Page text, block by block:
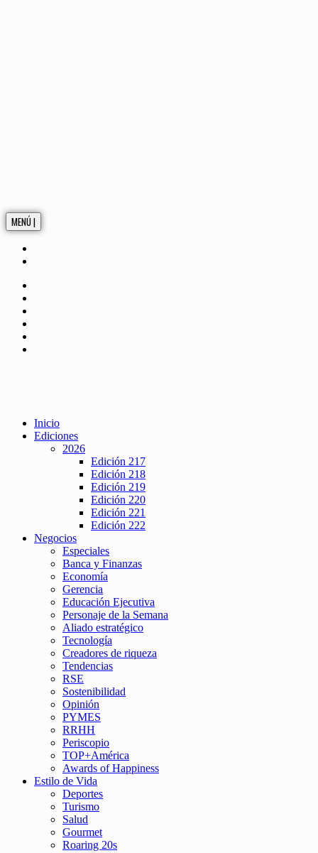
MENÚ |
Inicio
Ediciones
2026
Edición 217
Edición 218
Edición 219
Edición 220
Edición 221
Edición 222
Negocios
Especiales
Banca y Finanzas
Economía
Gerencia
Educación Ejecutiva
Personaje de la Semana
Aliado estratégico
Tecnología
Creadores de riqueza
Tendencias
RSE
Sostenibilidad
Opinión
PYMES
RRHH
Periscopio
TOP+América
Awards of Happiness
Estilo de Vida
Deportes
Turismo
Salud
Gourmet
Roaring 20s